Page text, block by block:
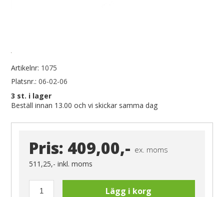
Artikelnr: 1075
Platsnr.: 06-02-06
3 st. i lager
Beställ innan 13.00 och vi skickar samma dag
Pris: 409,00,- ex. moms
511,25,-inkl. moms
Lägg i korg